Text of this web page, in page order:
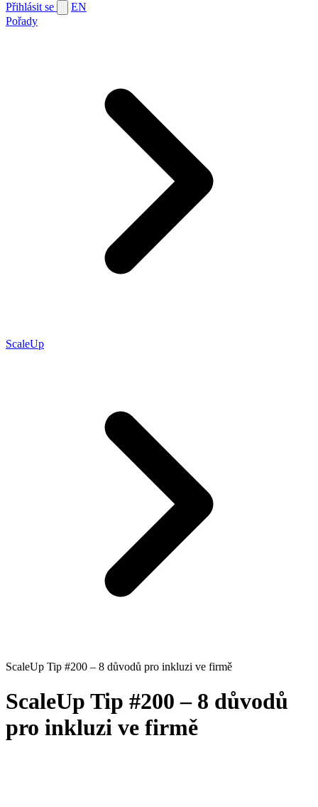
Přihlásit se
EN
Pořady
ScaleUp
ScaleUp Tip #200 – 8 důvodů pro inkluzi ve firmě
ScaleUp Tip #200 – 8 důvodů
pro inkluzi ve firmě